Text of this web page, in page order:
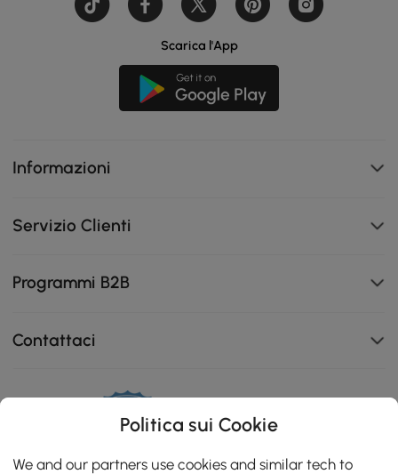
Scarica l'App
Informazioni
Servizio Clienti
Programmi B2B
Contattaci
111K
star
ZERTIFIZIERTE BEWERTUNGEN
Politica sui Cookie
We and our partners use cookies and similar tech to